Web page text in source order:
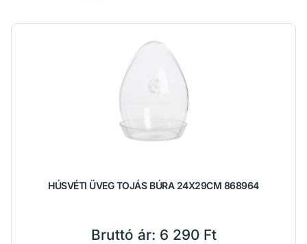
HÚSVÉTI ÜVEG TOJÁS BÚRA 24X29CM 868964
Bruttó ár: 6 290 Ft